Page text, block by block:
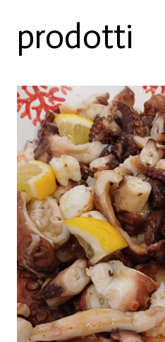
prodotti